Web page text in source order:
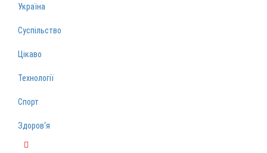
Україна
Суспільство
Цікаво
Технології
Спорт
Здоров‘я